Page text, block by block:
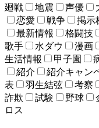
廻戦
地震 声優
恋愛
戦争 掲示
最新情報
格闘技
歌手
水ダウ 漫画
生活情報
甲子園
紹介
紹介キャン
表
羽生結弦 考察
詐欺
試験 野球
ロス